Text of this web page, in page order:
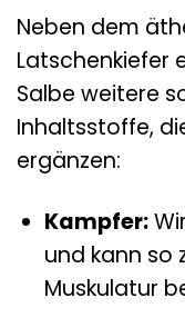
Neben dem
Latschenkiefer
Salbe weitere
Inhaltsstoffe,
ergänzen:
Kampfer:
und kann so
Muskulatur